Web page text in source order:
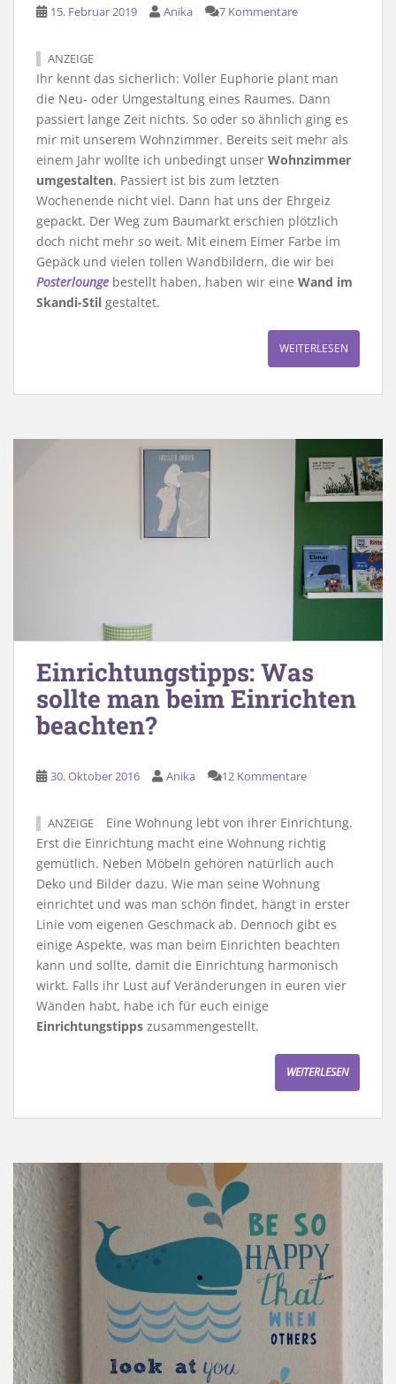
15. Februar 2019 Anika 7 Kommentare
ANZEIGE
Ihr kennt das sicherlich: Voller Euphorie plant man
die Neu- oder Umgestaltung eines Raumes. Dann
passiert lange Zeit nichts. So oder so ähnlich ging es
mir mit unserem Wohnzimmer. Bereits seit mehr als
einem Jahr wollte ich unbedingt unser Wohnzimmer
umgestalten. Passiert ist bis zum letzten
Wochenende nicht viel. Dann hat uns der Ehrgeiz
gepackt. Der Weg zum Baumarkt erschien plötzlich
doch nicht mehr so weit. Mit einem Eimer Farbe im
Gepäck und vielen tollen Wandbildern, die wir bei
Posterlounge bestellt haben, haben wir eine Wand im
Skandi-Stil gestaltet.
WEITERLESEN
Einrichtungstipps: Was
sollte man beim Einrichten
beachten?
30. Oktober 2016 Anika 12 Kommentare
ANZEIGE
Eine Wohnung lebt von ihrer Einrichtung.
Erst die Einrichtung macht eine Wohnung richtig
gemütlich. Neben Möbeln gehören natürlich auch
Deko und Bilder dazu. Wie man seine Wohnung
einrichtet und was man schön findet, hängt in erster
Linie vom eigenen Geschmack ab. Dennoch gibt es
einige Aspekte, was man beim Einrichten beachten
kann und sollte, damit die Einrichtung harmonisch
wirkt. Falls ihr Lust auf Veränderungen in euren vier
Wänden habt, habe ich für euch einige
Einrichtungstipps zusammengestellt.
WEITERLESEN